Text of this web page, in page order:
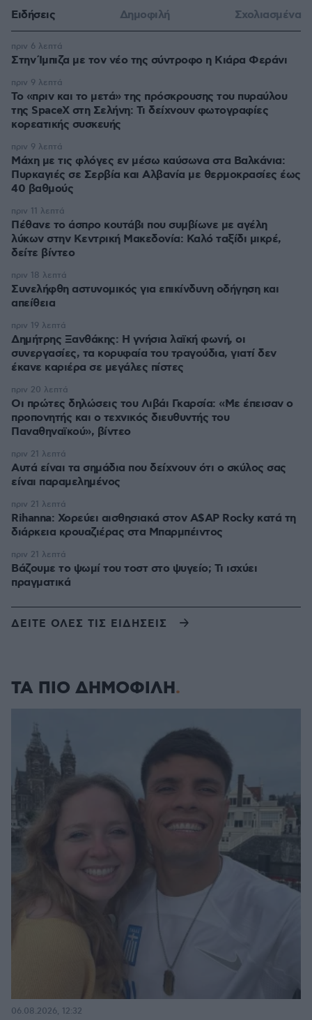
Ειδήσεις Δημοφιλή Σχολιασμένα
Στην Ίμπιζα με τον νέο της σύντροφο η Κιάρα Φεράνι
πριν 6 λεπτά
Το «πριν και το μετά» της πρόσκρουσης του πυραύλου
της SpaceX στη Σελήνη: Τι δείχνουν φωτογραφίες
κορεατικής συσκευής
πριν 9 λεπτά
Μάχη με τις φλόγες εν μέσω καύσωνα στα Βαλκάνια:
Πυρκαγιές σε Σερβία και Αλβανία με θερμοκρασίες έως
40 βαθμούς
πριν 9 λεπτά
Πέθανε το άσπρο κουτάβι που συμβίωνε με αγέλη
λύκων στην Κεντρική Μακεδονία: Καλό ταξίδι μικρέ,
δείτε βίντεο
πριν 11 λεπτά
Συνελήφθη αστυνομικός για επικίνδυνη οδήγηση και
απείθεια
πριν 18 λεπτά
Δημήτρης Ξανθάκης: Η γνήσια λαϊκή φωνή, οι
συνεργασίες, τα κορυφαία του τραγούδια, γιατί δεν
έκανε καριέρα σε μεγάλες πίστες
πριν 19 λεπτά
Οι πρώτες δηλώσεις του Λιβάι Γκαρσία: «Με έπεισαν ο
προπονητής και ο τεχνικός διευθυντής του
Παναθηναϊκού», βίντεο
πριν 20 λεπτά
Αυτά είναι τα σημάδια που δείχνουν ότι ο σκύλος σας
είναι παραμελημένος
πριν 21 λεπτά
Rihanna: Χορεύει αισθησιακά στον A$AP Rocky κατά τη
διάρκεια κρουαζιέρας στα Μπαρμπέιντος
πριν 21 λεπτά
Βάζουμε το ψωμί του τοστ στο ψυγείο; Τι ισχύει
πραγματικά
πριν 21 λεπτά
ΔΕΙΤΕ ΟΛΕΣ ΤΙΣ ΕΙΔΗΣΕΙΣ
ΤΑ ΠΙΟ ΔΗΜΟΦΙΛΗ
06.08.2026, 12:32